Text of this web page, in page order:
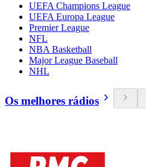
UEFA Champions League
UEFA Europa League
Premier League
NFL
NBA Basketball
Major League Baseball
NHL
Os melhores rádios